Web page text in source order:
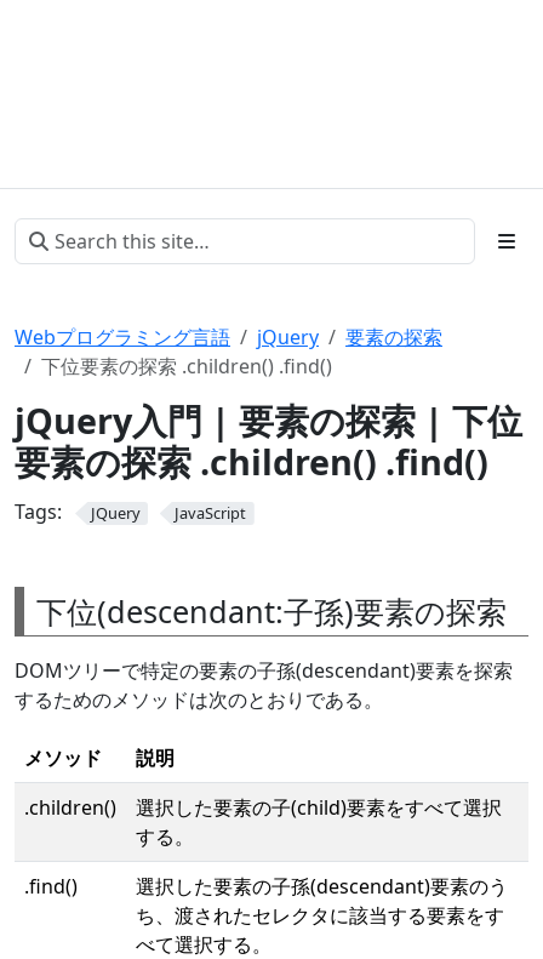
Webプログラミング言語 jQuery
要素の探索
下位要素の探索 .children() .find()
jQuery入門 | 要素の探索 | 下位
要素の探索 .children() .find()
Tags: JQuery JavaScript
下位(descendant:子孫)要素の探索
DOMツリーで特定の要素の子孫(descendant)要素を探索
するためのメソッドは次のとおりである。
メソッド
説明
.children()
選択した要素の子(child)要素をすべて選択
する。
.find()
選択した要素の子孫(descendant)要素のう
ち、渡されたセレクタに該当する要素をす
べて選択する。